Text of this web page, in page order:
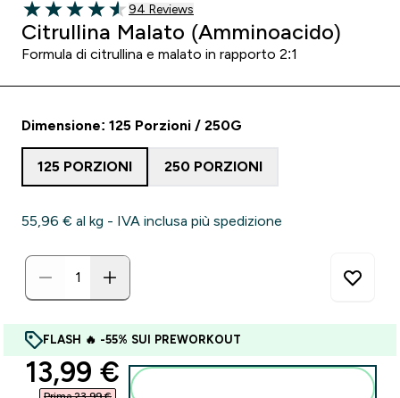
4.53 out of 5 stars
94 customer reviews
94 Reviews
Citrullina Malato (Amminoacido)
Formula di citrullina e malato in rapporto 2:1
Dimensione: 125 Porzioni / 250G
125 PORZIONI 250 PORZIONI
55,96 €‎ al kg - IVA inclusa più spedizione
FLASH 🔥 -55% SUI PREWORKOUT
discounted price
13,99 €‎